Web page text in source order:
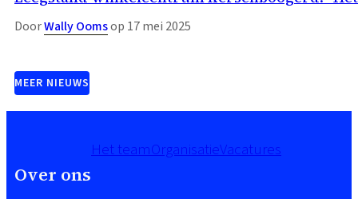
DoorWally Oomsop 17 mei 2025
MEER NIEUWS
Over ons
Het teamOrganisatieVacatures